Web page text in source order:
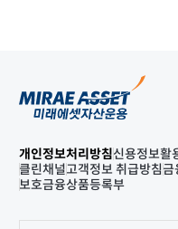
개인정보처리방침신용정보활
클린채널고객정보 취급방침금
보호금융상품등록부